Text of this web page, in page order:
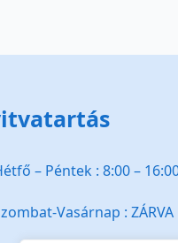
– Péntek : 8:00 –
Vasárnap : ZÁRVA